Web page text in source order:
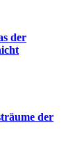
der
der